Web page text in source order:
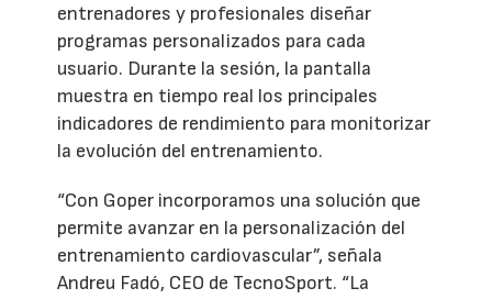
entrenadores y profesionales diseñar
programas personalizados para cada
usuario. Durante la sesión, la pantalla
muestra en tiempo real los principales
indicadores de rendimiento para monitorizar
la evolución del entrenamiento.
“Con Goper incorporamos una solución que
permite avanzar en la personalización del
entrenamiento cardiovascular”, señala
Andreu Fadó, CEO de TecnoSport. “La